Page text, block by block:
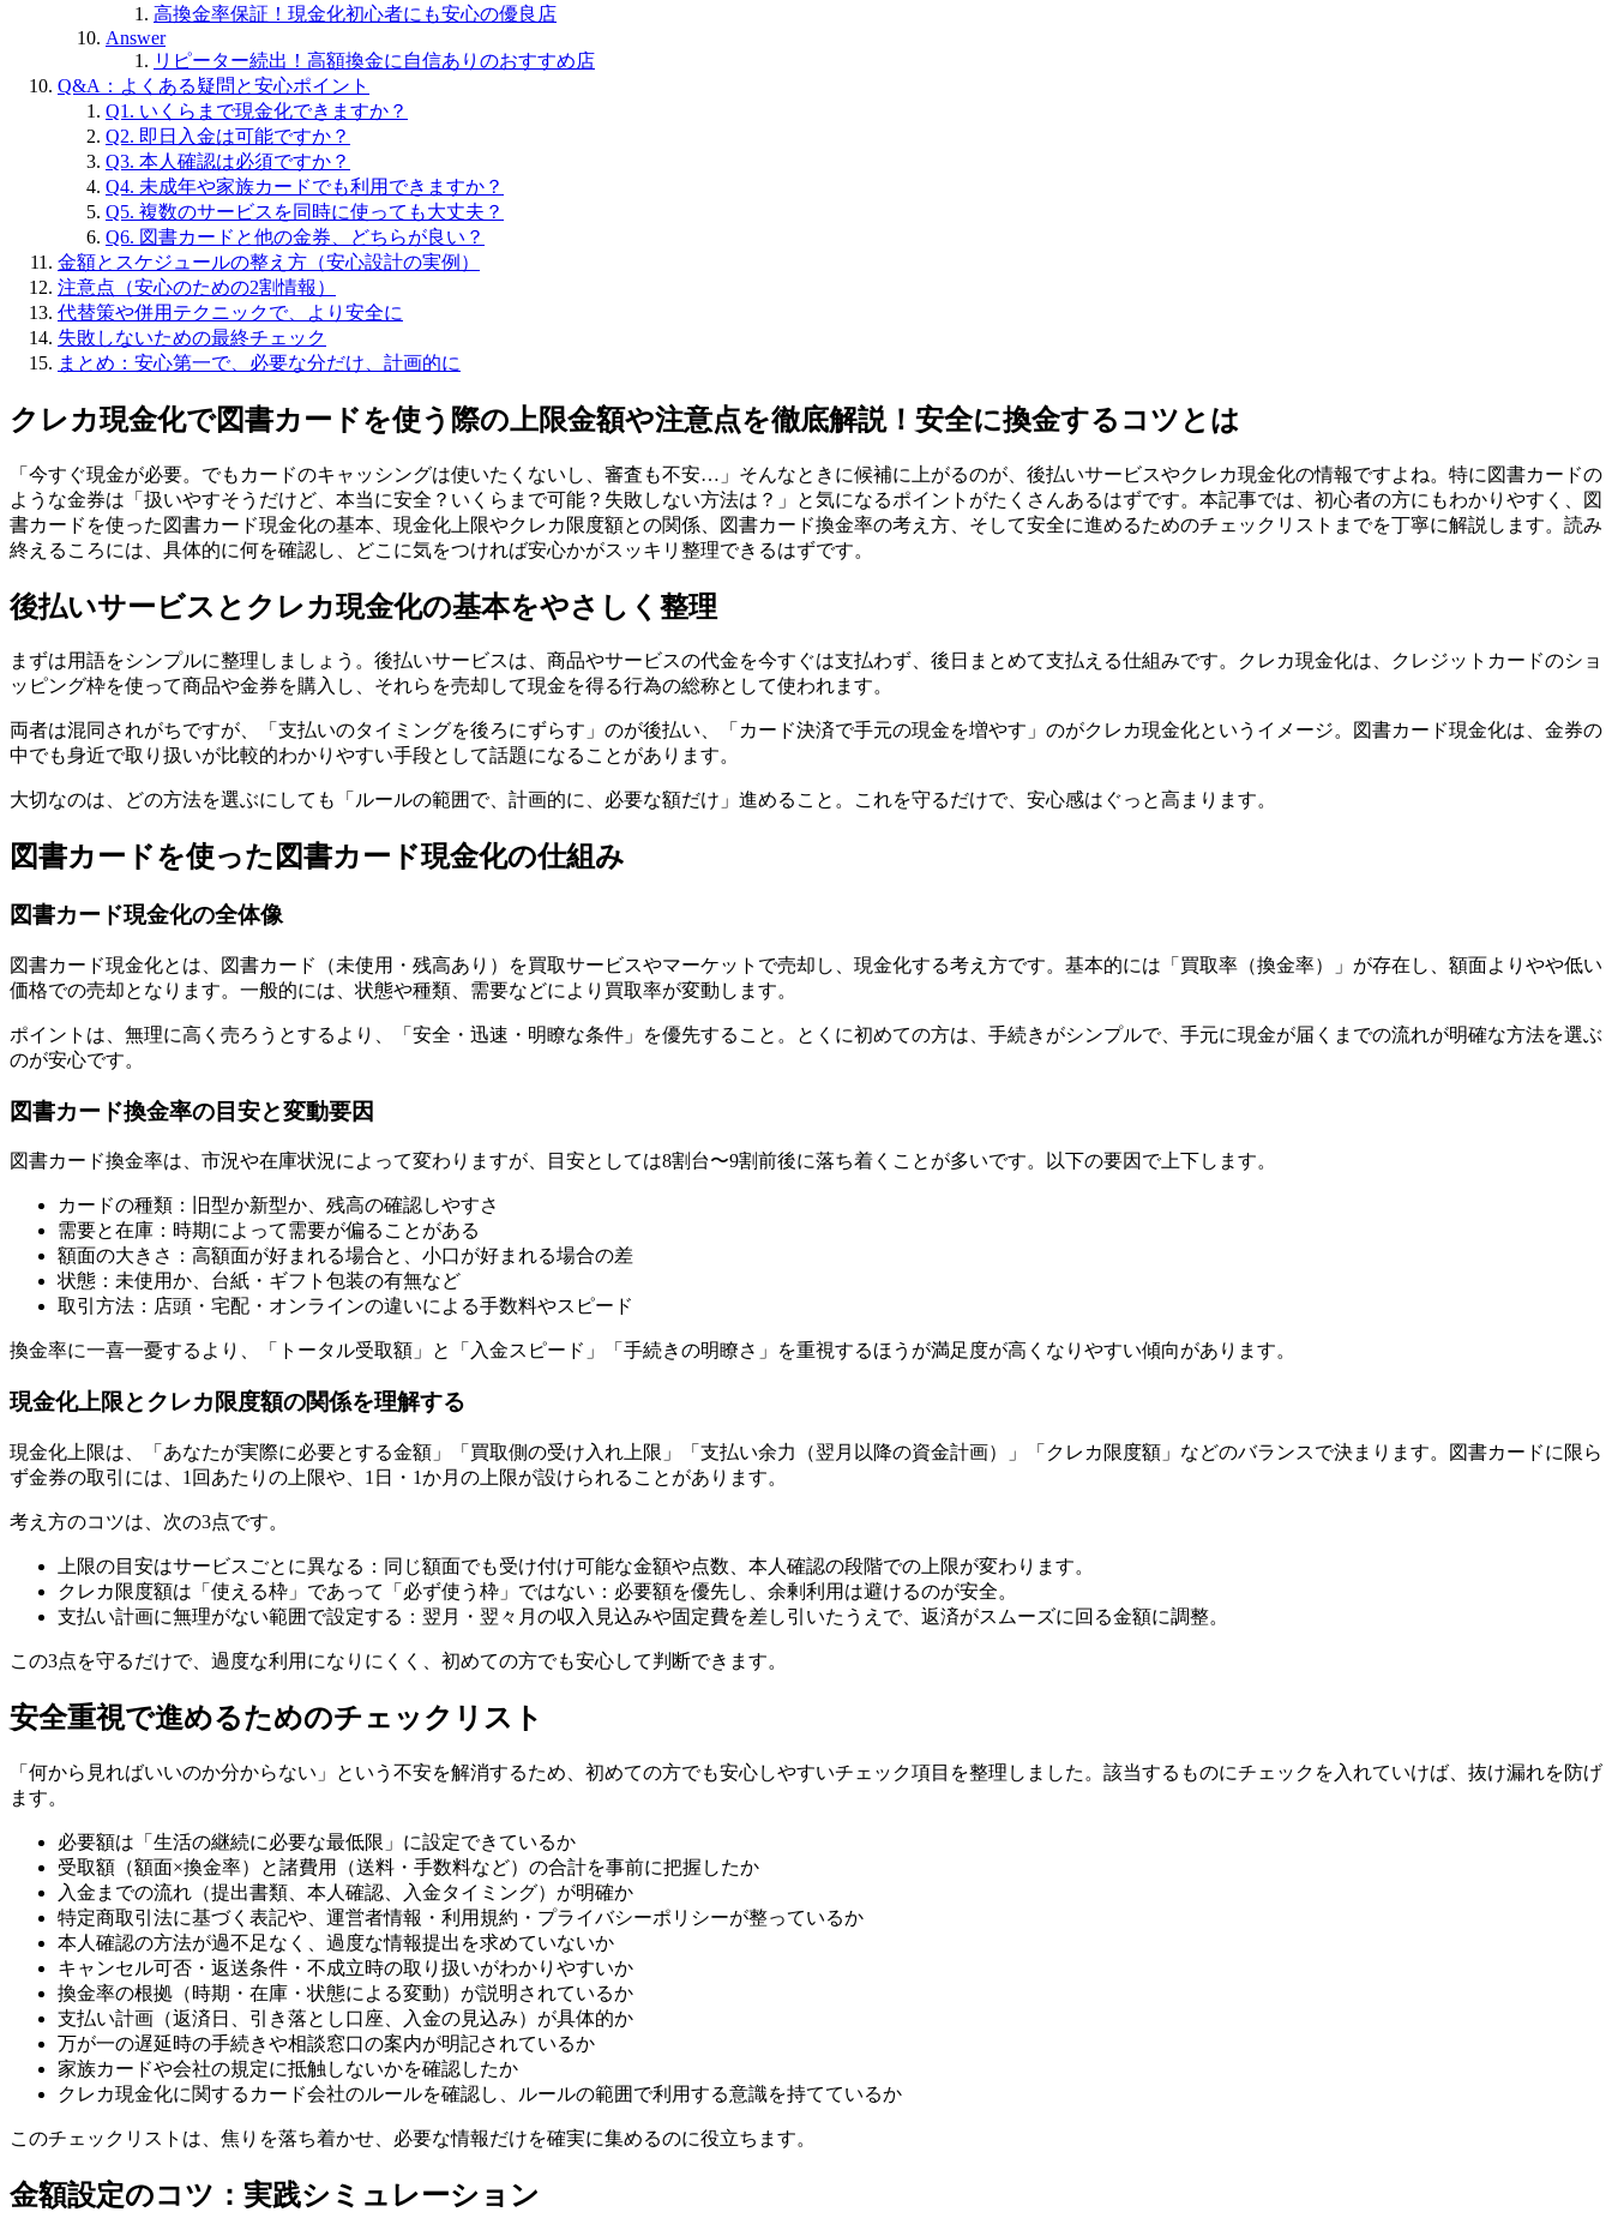
高換金率保証！現金化初心者にも安心の優良店
Answer
リピーター続出！高額換金に自信ありのおすすめ店
Q&A：よくある疑問と安心ポイント
Q1. いくらまで現金化できますか？
Q2. 即日入金は可能ですか？
Q3. 本人確認は必須ですか？
Q4. 未成年や家族カードでも利用できますか？
Q5. 複数のサービスを同時に使っても大丈夫？
Q6. 図書カードと他の金券、どちらが良い？
金額とスケジュールの整え方（安心設計の実例）
注意点（安心のための2割情報）
代替策や併用テクニックで、より安全に
失敗しないための最終チェック
まとめ：安心第一で、必要な分だけ、計画的に
クレカ現金化で図書カードを使う際の上限金額や注意点を徹底解説！安全に換金するコツとは
「今すぐ現金が必要。でもカードのキャッシングは使いたくないし、審査も不安…」そんなときに候補に上がるのが、後払いサービスやクレカ現金化の情報ですよね。特に図書カードの
ような金券は「扱いやすそうだけど、本当に安全？いくらまで可能？失敗しない方法は？」と気になるポイントがたくさんあるはずです。本記事では、初心者の方にもわかりやすく、図
書カードを使った図書カード現金化の基本、現金化上限やクレカ限度額との関係、図書カード換金率の考え方、そして安全に進めるためのチェックリストまでを丁寧に解説します。読み
終えるころには、具体的に何を確認し、どこに気をつければ安心かがスッキリ整理できるはずです。
後払いサービスとクレカ現金化の基本をやさしく整理
まずは用語をシンプルに整理しましょう。後払いサービスは、商品やサービスの代金を今すぐは支払わず、後日まとめて支払える仕組みです。クレカ現金化は、クレジットカードのショ
ッピング枠を使って商品や金券を購入し、それらを売却して現金を得る行為の総称として使われます。
両者は混同されがちですが、「支払いのタイミングを後ろにずらす」のが後払い、「カード決済で手元の現金を増やす」のがクレカ現金化というイメージ。図書カード現金化は、金券の
中でも身近で取り扱いが比較的わかりやすい手段として話題になることがあります。
大切なのは、どの方法を選ぶにしても「ルールの範囲で、計画的に、必要な額だけ」進めること。これを守るだけで、安心感はぐっと高まります。
図書カードを使った図書カード現金化の仕組み
図書カード現金化の全体像
図書カード現金化とは、図書カード（未使用・残高あり）を買取サービスやマーケットで売却し、現金化する考え方です。基本的には「買取率（換金率）」が存在し、額面よりやや低い
価格での売却となります。一般的には、状態や種類、需要などにより買取率が変動します。
ポイントは、無理に高く売ろうとするより、「安全・迅速・明瞭な条件」を優先すること。とくに初めての方は、手続きがシンプルで、手元に現金が届くまでの流れが明確な方法を選ぶ
のが安心です。
図書カード換金率の目安と変動要因
図書カード換金率は、市況や在庫状況によって変わりますが、目安としては8割台〜9割前後に落ち着くことが多いです。以下の要因で上下します。
カードの種類：旧型か新型か、残高の確認しやすさ
需要と在庫：時期によって需要が偏ることがある
額面の大きさ：高額面が好まれる場合と、小口が好まれる場合の差
状態：未使用か、台紙・ギフト包装の有無など
取引方法：店頭・宅配・オンラインの違いによる手数料やスピード
換金率に一喜一憂するより、「トータル受取額」と「入金スピード」「手続きの明瞭さ」を重視するほうが満足度が高くなりやすい傾向があります。
現金化上限とクレカ限度額の関係を理解する
現金化上限は、「あなたが実際に必要とする金額」「買取側の受け入れ上限」「支払い余力（翌月以降の資金計画）」「クレカ限度額」などのバランスで決まります。図書カードに限ら
ず金券の取引には、1回あたりの上限や、1日・1か月の上限が設けられることがあります。
考え方のコツは、次の3点です。
上限の目安はサービスごとに異なる：同じ額面でも受け付け可能な金額や点数、本人確認の段階での上限が変わります。
クレカ限度額は「使える枠」であって「必ず使う枠」ではない：必要額を優先し、余剰利用は避けるのが安全。
支払い計画に無理がない範囲で設定する：翌月・翌々月の収入見込みや固定費を差し引いたうえで、返済がスムーズに回る金額に調整。
この3点を守るだけで、過度な利用になりにくく、初めての方でも安心して判断できます。
安全重視で進めるためのチェックリスト
「何から見ればいいのか分からない」という不安を解消するため、初めての方でも安心しやすいチェック項目を整理しました。該当するものにチェックを入れていけば、抜け漏れを防げ
ます。
必要額は「生活の継続に必要な最低限」に設定できているか
受取額（額面×換金率）と諸費用（送料・手数料など）の合計を事前に把握したか
入金までの流れ（提出書類、本人確認、入金タイミング）が明確か
特定商取引法に基づく表記や、運営者情報・利用規約・プライバシーポリシーが整っているか
本人確認の方法が過不足なく、過度な情報提出を求めていないか
キャンセル可否・返送条件・不成立時の取り扱いがわかりやすいか
換金率の根拠（時期・在庫・状態による変動）が説明されているか
支払い計画（返済日、引き落とし口座、入金の見込み）が具体的か
万が一の遅延時の手続きや相談窓口の案内が明記されているか
家族カードや会社の規定に抵触しないかを確認したか
クレカ現金化に関するカード会社のルールを確認し、ルールの範囲で利用する意識を持てているか
このチェックリストは、焦りを落ち着かせ、必要な情報だけを確実に集めるのに役立ちます。
金額設定のコツ：実践シミュレーション